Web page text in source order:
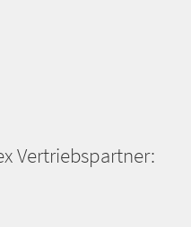
Vertriebspartner: